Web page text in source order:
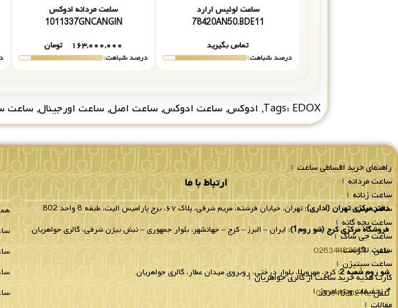
ساعت لوئیس ارارد
78420AN50.BDE11
تماس بگیرید
درصد شباهت:
ساعت مردانه ادوکس
1011337GNCANGIN
۱۶۳,۰۰۰,۰۰۰
تومان
درصد شباهت:
Tags: EDOX
, ادوکس, ساعت ادوکس, ساعت اصل, ساعت اورجینال, ساعت
راهنمای خرید اقساطی ساعت
ساعت مردانه
ساعت زنانه
ساعت ست
ساعت بچه گانه
ساعت جی شاک
ساعت لاگوست
ساعت سیتیزن
کارت هدیه خرید ساعت از گالری جواهریان
📌تخفیفات ویژه امروز
مقالات
ارتباط با ما
دفتر مرکزی تهران (اداری):تهران، خیابان فرشته، مریم شرقی، پلاک ۶۷، برج پارامیس الیت، طبقه 8 واحد 802.
فروشگاه مرکزی کرج (شو روم1):
ایران – البرز – کرج – جهانشهر، بلوار جمهوری – نبش بیژن شرقی، گالری جواهریان.
تلفن :02634483611
شو روم شعبه 2:
کرج، مهرویلا، بلوار درختی، روبروی میدان عطار، گالری جواهریان.
تلفن:02634236218